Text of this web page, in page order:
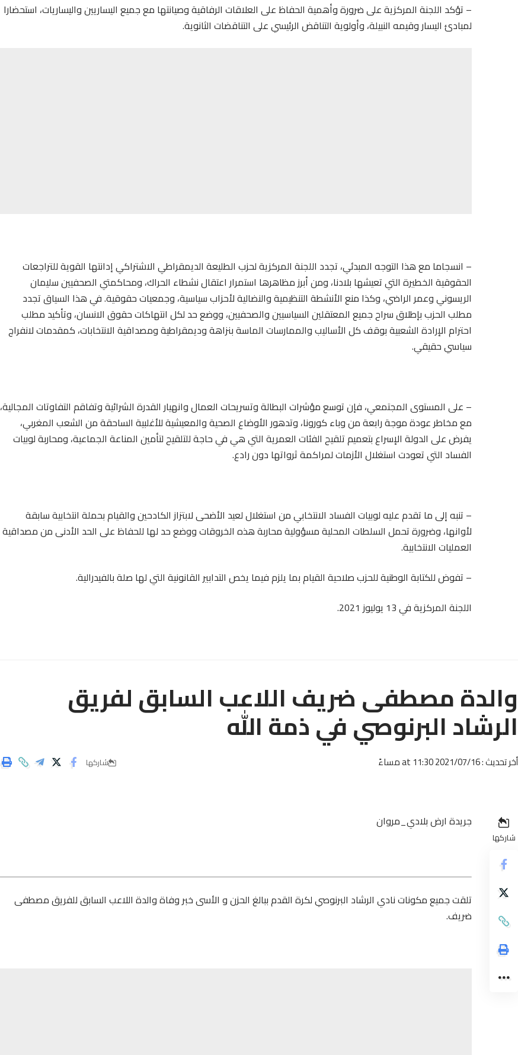
– تؤكد اللجنة المركزية على ضرورة وأهمية الحفاظ على العلاقات الرفاقية وصيانتها مع جميع اليساريين واليساريات، استحضارا
لمبادئ اليسار وقيمه النبيلة، وأولوية التناقض الرئيسي على التناقضات الثانوية.
– انسجاما مع هذا التوجه المبدئي، تجدد اللجنة المركزية لحزب الطليعة الديمقراطي الاشتراكي إدانتها القوية للتراجعات
الحقوقية الخطيرة التي تعيشها بلادنا، ومن أبرز مظاهرها استمرار اعتقال نشطاء الحراك، ومحاكمتي الصحفيين سليمان
الريسوني وعمر الراضي، وكذا منع الأنشطة التنظيمية والنضالية لأحزاب سياسية، وجمعيات حقوقية. في هذا السياق تجدد
مطلب الحزب بإطلاق سراح جميع المعتقلين السياسيين والصحفيين، ووضع حد لكل انتهاكات حقوق الانسان، وتأكيد مطلب
احترام الإرادة الشعبية بوقف كل الأساليب والممارسات الماسة بنزاهة وديمقراطية ومصداقية الانتخابات، كمقدمات لانفراج
سياسي حقيقي.
– على المستوى المجتمعي، فإن توسع مؤشرات البطالة وتسريحات العمال وانهيار القدرة الشرائية وتفاقم التفاوتات المجالية،
مع مخاطر عودة موجة رابعة من وباء كورونا، وتدهور الأوضاع الصحية والمعيشية للأغلبية الساحقة من الشعب المغربي،
يفرض على الدولة الإسراع بتعميم تلقيح الفئات العمرية التي هي في حاجة للتلقيح لتأمين المناعة الجماعية، ومحاربة لوبيات
الفساد التي تعودت استغلال الأزمات لمراكمة ثرواتها دون رادع.
– تنبه إلى ما تقدم عليه لوبيات الفساد الانتخابي من استغلال لعيد الأضحى لابتزاز الكادحين والقيام بحملة انتخابية سابقة
لأوانها، وضرورة تحمل السلطات المحلية مسؤولية محاربة هذه الخروقات ووضع حد لها للحفاظ على الحد الأدنى من مصداقية
العمليات الانتخابية.
– تفوض للكتابة الوطنية للحزب صلاحية القيام بما يلزم فيما يخص التدابير القانونية التي لها صلة بالفيدرالية.
اللجنة المركزية في 13 يوليوز 2021.
والدة مصطفى ضريف اللاعب السابق لفريق
الرشاد البرنوصي في ذمة الله
أخر تحديث : 2021/07/16 at 11:30 مساءً شاركها
شاركها
جريدة ارض بلادي_مروان
تلقت جميع مكونات نادي الرشاد البرنوصي لكرة القدم ببالغ الحزن و الأسى خبر وفاة والدة اللاعب السابق للفريق مصطفى
ضريف.